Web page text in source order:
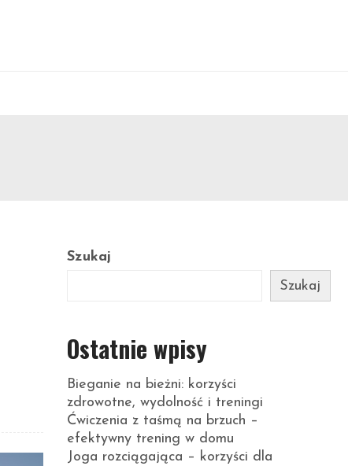
Szukaj
Szukaj
Ostatnie wpisy
Bieganie na bieżni: korzyści
zdrowotne, wydolność i treningi
Ćwiczenia z taśmą na brzuch –
efektywny trening w domu
Joga rozciągająca – korzyści dla